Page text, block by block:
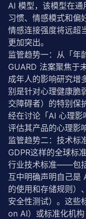
AI 模型，该模型在
习惯、情感模式和偏
情感连接强度将远超
更加突出。
监管趋势一：从「年
GUARD 法案聚焦于
成年人的影响研究增
别是针对心理健康脆
交障碍者）的特别保
经在讨论「AI 心理
评估其产品的心理影
监管趋势二：技术标
GDPR这样的全球标
行业技术标准——包
互中明确声明自己是
的使用和存储规则）
安全性测试）。这些
on AI）或标准化机构